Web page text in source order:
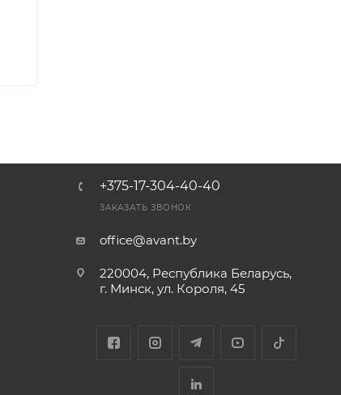
+375-17-304-40-40
ЗАКАЗАТЬ ЗВОНОК
office@avant.by
220004, Республика Беларусь,
г. Минск, ул. Короля, 45